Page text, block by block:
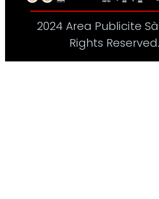
2024 Area Publicite
Rights Reserved.